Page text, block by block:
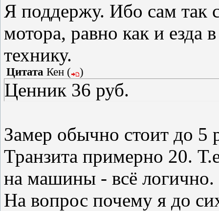
Я поддержу. Ибо сам так
мотора, равно как и
технику.
Цитата Кен ( )
Ценник 36 руб.
Замер обычно стоит до 5
Транзита примерно 20.
на машины - всё логично.
На вопрос почему я до